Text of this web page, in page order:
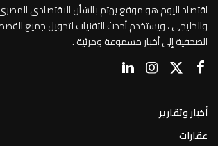
اقتصاد اليوم هو موقع يهتم بالشأن الاقتصادي
والخليجي ، ويستخدم أحدث التقنيات لتحويل جميع
الصحفية إلى أخبار مسموعة ومرئية .
أخبار وتقارير
عقارات